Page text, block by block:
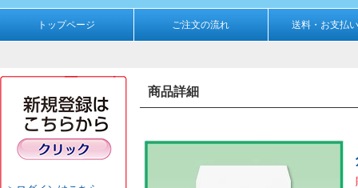
トップページ ご注文の流れ 送料・お支払
商品詳細